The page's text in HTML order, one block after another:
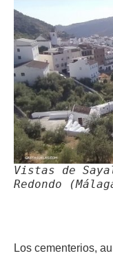
Vistas de
Redondo
Los cementerios,